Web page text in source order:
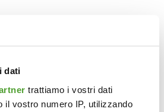
dati
trattiamo i vostri dati
il vostro numero IP, utilizzando